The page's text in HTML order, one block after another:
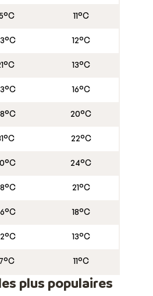
une visite de Malaga de dernière
offres last minute, pour des
11°C
12°C
13°C
16°C
20°C
22°C
24°C
21°C
18°C
13°C
11°C
plus populaires